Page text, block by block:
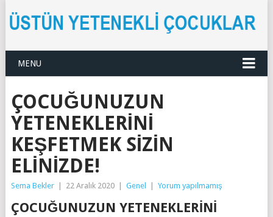
MENU
ÇOCUĞUNUZUN
YETENEKLERINI
KEŞFETMEK SIZIN
ELINIZDE!
Sema Bekler 22 Aralık 2020 Genel Yorum yapılmamış
ÇOCUĞUNUZUN YETENEKLERINI